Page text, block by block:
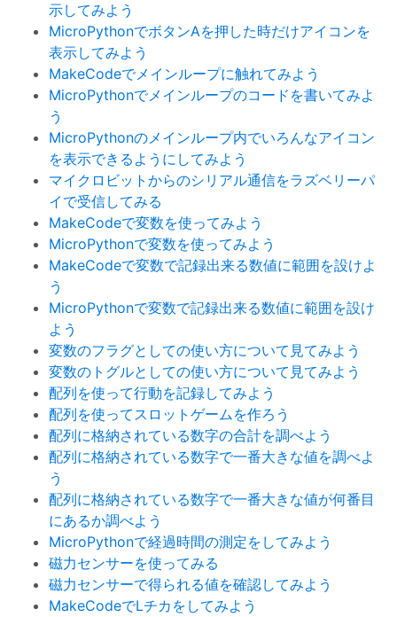
示してみよう
MicroPythonでボタンAを押した時だけアイコンを
表示してみよう
MakeCodeでメインループに触れてみよう
MicroPythonでメインループのコードを書いてみよ
う
MicroPythonのメインループ内でいろんなアイコン
を表示できるようにしてみよう
マイクロビットからのシリアル通信をラズベリーパ
イで受信してみる
MakeCodeで変数を使ってみよう
MicroPythonで変数を使ってみよう
MakeCodeで変数で記録出来る数値に範囲を設けよ
う
MicroPythonで変数で記録出来る数値に範囲を設け
よう
変数のフラグとしての使い方について見てみよう
変数のトグルとしての使い方について見てみよう
配列を使って行動を記録してみよう
配列を使ってスロットゲームを作ろう
配列に格納されている数字の合計を調べよう
配列に格納されている数字で一番大きな値を調べよ
う
配列に格納されている数字で一番大きな値が何番目
にあるか調べよう
MicroPythonで経過時間の測定をしてみよう
磁力センサーを使ってみる
磁力センサーで得られる値を確認してみよう
MakeCodeでLチカをしてみよう